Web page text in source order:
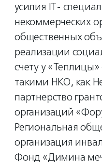
усилия IT-
некоммерческих
общественных
реализации
счету у «Теплицы»
такими НКО, как
партнерство
организаций
Региональная
организация
Фонд «Димина